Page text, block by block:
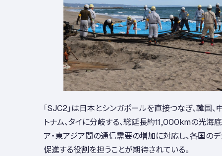
「SJC2」は日本とシンガポールを直接つなぎ、韓国、
トナム、タイに分岐する、総延長約11,000kmの光海
ア・東アジア間の通信需要の増加に対応し、各国の
促進する役割を担うことが期待されている。